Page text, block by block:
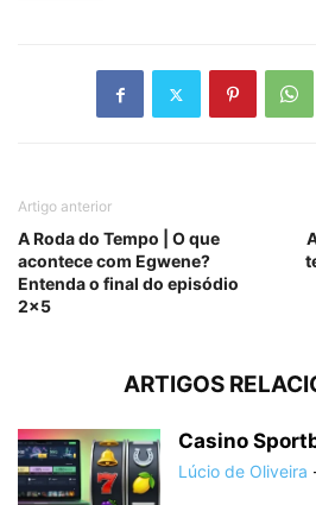
Artigo anterior
A Roda do Tempo | O que
acontece com Egwene?
Entenda o final do episódio
2×5
ARTIGOS
Casino
Lúcio de Oliveira